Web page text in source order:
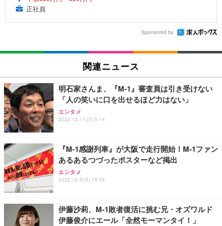
正社員
Sponsored by
関連ニュース
明石家さんま、『M-1』審査員は引き受けない
「人の笑いに口を出せるほど力はない」
エンタメ
2022.12.11(日) 9:14
『M-1感謝列車』が大阪で走行開始！M-1ファン
あるあるつづったポスターなど掲出
エンタメ
2022.12.5(月) 15:54
伊藤沙莉、M-1敗者復活に挑む兄・オズワルド
伊藤俊介にエール「全然モーマンタイ！」